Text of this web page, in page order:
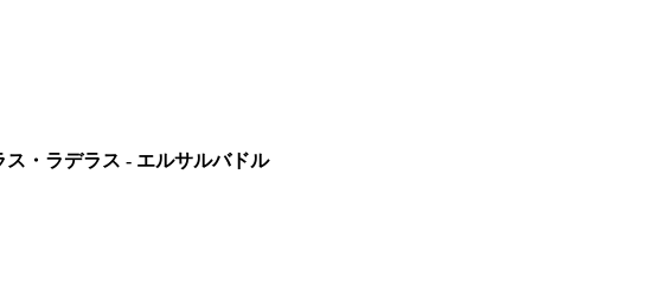
ス・ラデラス - エルサルバドル